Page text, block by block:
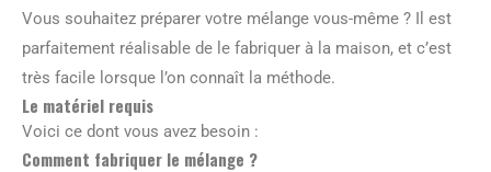
Vous souhaitez préparer votre mélange vous-même ? Il est
parfaitement réalisable de le fabriquer à la maison, et c’est
très facile lorsque l’on connaît la méthode.
Le matériel requis
Voici ce dont vous avez besoin :
Comment fabriquer le mélange ?